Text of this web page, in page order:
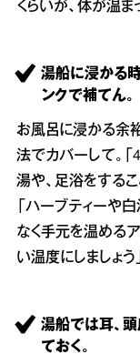
くらいが、体が温ま
湯船に浸かる
ンクで補てん。
お風呂に浸かる余
法でカバーして。
湯や、足浴をするこ
「ハーブティーや
なく手元を温める
い温度にしましょう
湯船では耳、頭
ておく。